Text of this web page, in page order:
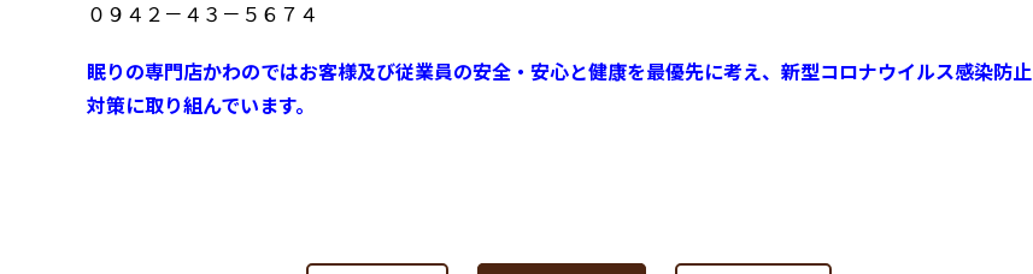
０９４２－４３－５６７４
眠りの専門店かわのではお客様及び従業員の安全・安心と健康を最優先に考え、新型コロナウイルス感染防止
対策に取り組んでいます。